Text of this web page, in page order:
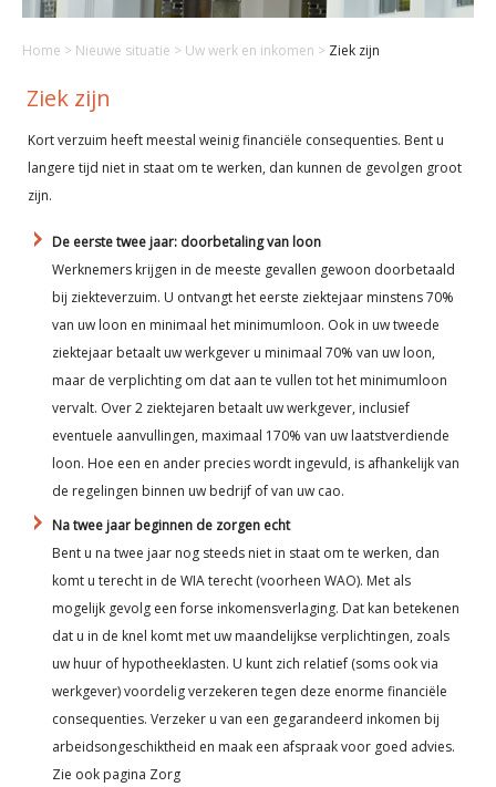
Home > Nieuwe situatie > Uw werk en inkomen > Ziek zijn
Ziek zijn
Kort verzuim heeft meestal weinig financiële consequenties. Bent u
langere tijd niet in staat om te werken, dan kunnen de gevolgen groot
zijn.
De eerste twee jaar: doorbetaling van loon
Werknemers krijgen in de meeste gevallen gewoon doorbetaald
bij ziekteverzuim. U ontvangt het eerste ziektejaar minstens 70%
van uw loon en minimaal het minimumloon. Ook in uw tweede
ziektejaar betaalt uw werkgever u minimaal 70% van uw loon,
maar de verplichting om dat aan te vullen tot het minimumloon
vervalt. Over 2 ziektejaren betaalt uw werkgever, inclusief
eventuele aanvullingen, maximaal 170% van uw laatstverdiende
loon. Hoe een en ander precies wordt ingevuld, is afhankelijk van
de regelingen binnen uw bedrijf of van uw cao.
Na twee jaar beginnen de zorgen echt
Bent u na twee jaar nog steeds niet in staat om te werken, dan
komt u terecht in de WIA terecht (voorheen WAO). Met als
mogelijk gevolg een forse inkomensverlaging. Dat kan betekenen
dat u in de knel komt met uw maandelijkse verplichtingen, zoals
uw huur of hypotheeklasten. U kunt zich relatief (soms ook via
werkgever) voordelig verzekeren tegen deze enorme financiële
consequenties. Verzeker u van een gegarandeerd inkomen bij
arbeidsongeschiktheid en maak een afspraak voor goed advies.
Zie ook pagina Zorg